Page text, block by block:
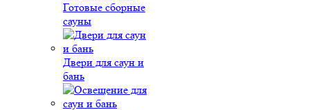
Готовые сборные
сауны
Двери для саун и
бань